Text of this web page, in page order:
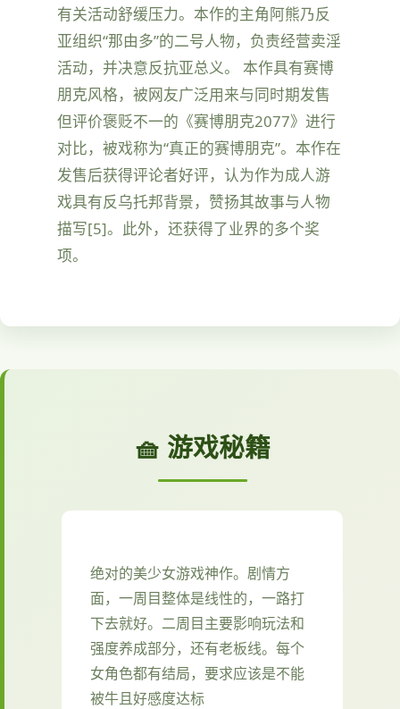
有关活动舒缓压力。本作的主角阿熊乃反
亚组织“那由多”的二号人物，负责经营卖淫
活动，并决意反抗亚总义。 本作具有赛博
朋克风格，被网友广泛用来与同时期发售
但评价褒贬不一的《赛博朋克2077》进行
对比，被戏称为“真正的赛博朋克”。本作在
发售后获得评论者好评，认为作为成人游
戏具有反乌托邦背景，赞扬其故事与人物
描写[5]。此外，还获得了业界的多个奖
项。
🧺 游戏秘籍
绝对的美少女游戏神作。剧情方
面，一周目整体是线性的，一路打
下去就好。二周目主要影响玩法和
强度养成部分，还有老板线。每个
女角色都有结局，要求应该是不能
被牛且好感度达标